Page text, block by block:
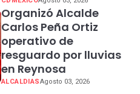
Organizó Alcalde
Carlos Peña Ortiz
operativo de
resguardo por lluvias
en Reynosa
ALCALDIASAgosto 03, 2026